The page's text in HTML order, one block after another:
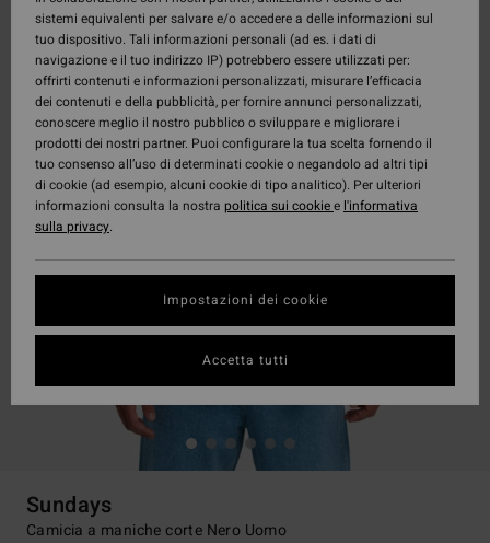
Sundays
Camicia a maniche corte Nero Uomo
sistemi equivalenti per salvare e/o accedere a delle informazioni sul
tuo dispositivo. Tali informazioni personali (ad es. i dati di
navigazione e il tuo indirizzo IP) potrebbero essere utilizzati per:
offrirti contenuti e informazioni personalizzati, misurare l’efficacia
dei contenuti e della pubblicità, per fornire annunci personalizzati,
conoscere meglio il nostro pubblico o sviluppare e migliorare i
prodotti dei nostri partner. Puoi configurare la tua scelta fornendo il
tuo consenso all’uso di determinati cookie o negandolo ad altri tipi
di cookie (ad esempio, alcuni cookie di tipo analitico). Per ulteriori
informazioni consulta la nostra politica sui cookiee l'informativa
sulla privacy.
Impostazioni dei cookie
Accetta tutti